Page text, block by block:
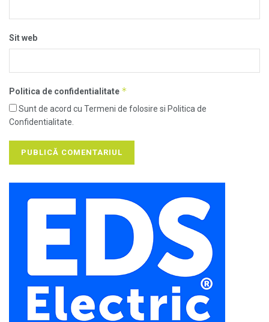
Sit web
Politica de confidentialitate *
Sunt de acord cu Termeni de folosire si Politica de
Confidentialitate.